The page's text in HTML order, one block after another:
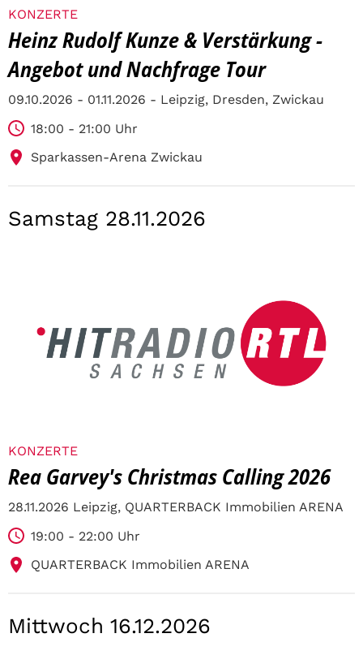
KONZERTE
Heinz Rudolf Kunze & Verstärkung -
Angebot und Nachfrage Tour
09.10.2026 - 01.11.2026 - Leipzig, Dresden, Zwickau
18:00 - 21:00 Uhr
Sparkassen-Arena Zwickau
Samstag 28.11.2026
KONZERTE
Rea Garvey's Christmas Calling 2026
28.11.2026 Leipzig, QUARTERBACK Immobilien ARENA
19:00 - 22:00 Uhr
QUARTERBACK Immobilien ARENA
Mittwoch 16.12.2026